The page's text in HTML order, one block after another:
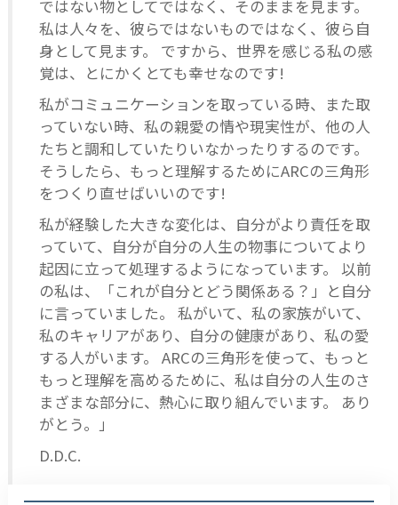
ではない物としてではなく、そのままを見ます。
私は人々を、彼らではないものではなく、彼ら自
身として見ます。 ですから、世界を感じる私の感
覚は、とにかくとても幸せなのです!
私がコミュニケーションを取っている時、また取
っていない時、私の親愛の情や現実性が、他の人
たちと調和していたりいなかったりするのです。
そうしたら、もっと理解するためにARCの三角形
をつくり直せばいいのです!
私が経験した大きな変化は、自分がより責任を取
っていて、自分が自分の人生の物事についてより
起因に立って処理するようになっています。 以前
の私は、「これが自分とどう関係ある？」と自分
に言っていました。 私がいて、私の家族がいて、
私のキャリアがあり、自分の健康があり、私の愛
する人がいます。 ARCの三角形を使って、もっと
もっと理解を高めるために、私は自分の人生のさ
まざまな部分に、熱心に取り組んでいます。 あり
がとう。」
D.D.C.